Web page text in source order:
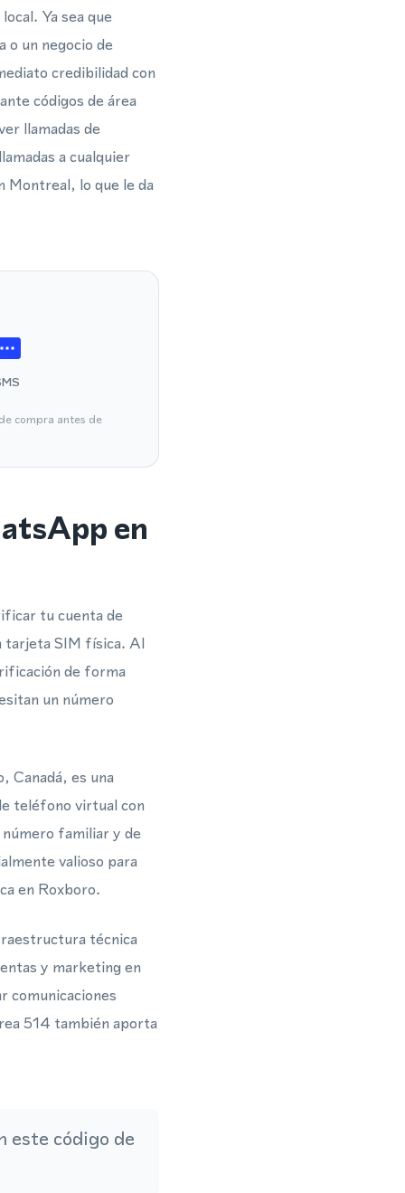
Ya sea que
o un negocio de
credibilidad con
códigos de área
llamadas de
a cualquier
Montreal, lo que le da
compra antes de
en
tu cuenta de
tarjeta SIM física. Al
de forma
un número
Canadá, es una
teléfono virtual con
familiar y de
valioso para
en Roxboro.
técnica
y marketing en
comunicaciones
514 también aporta
este código de